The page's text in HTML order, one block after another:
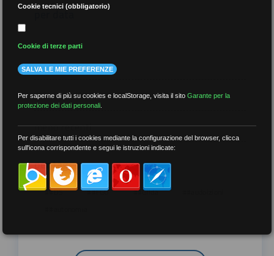
per data
più recenti
meno recenti
per tag
##DS ##FGU ##Gilda
Cookie tecnici (obbligatorio)
Cookie di terze parti
SALVA LE MIE PREFERENZE
Per saperne di più su cookies e localStorage, visita il sitoGarante per la
protezione dei dati personali
Per disabilitare tutti i cookies mediante la configurazione del browser, clicca
sull'icona corrispondente e segui le istruzioni indicate: